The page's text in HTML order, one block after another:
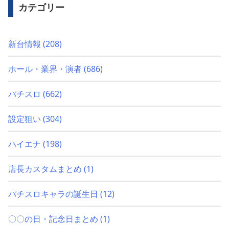
カテゴリー
新台情報 (208)
ホール・業界・演者(686)
パチスロ (662)
設定狙い (304)
ハイエナ (198)
店長カスタムまとめ (1)
パチスロキャラの誕生日 (12)
〇〇の日・記念日まとめ (1)